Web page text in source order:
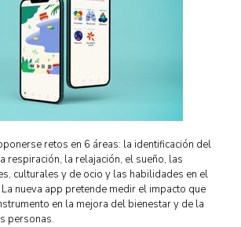
retos en 6 áreas: la identificación del
respiración, la relajación, el sueño, las
culturales y de ocio y las habilidades en el
nueva app pretende medir el impacto que
en la mejora del bienestar y de la
personas.